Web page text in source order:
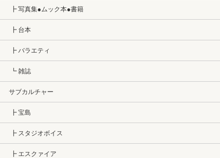
┣ 写真集●ムック本●書籍
┣ 台本
┣ バラエティ
┗ 雑誌
サブカルチャー
┣ 宝島
┣ スタジオボイス
┣ エスクァイア